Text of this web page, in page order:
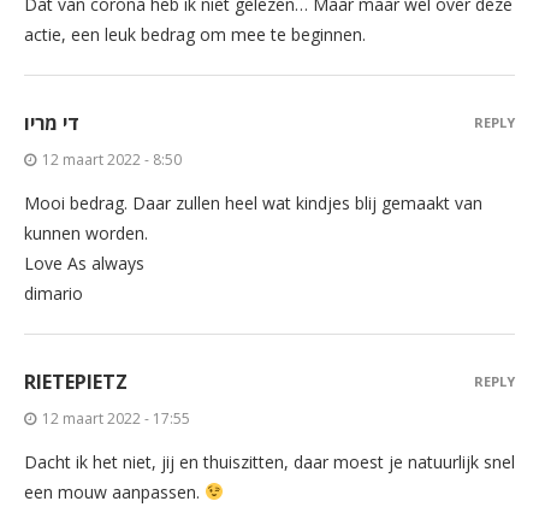
actie, een leuk bedrag om mee te beginnen.
די מריו
12 maart 2022 - 8:50
Mooi bedrag. Daar zullen heel wat kindjes blij gemaakt van
kunnen worden.
Love As always
dimario
REPLY
RIETEPIETZ
12 maart 2022 - 17:55
Dacht ik het niet, jij en thuiszitten, daar moest je natuurlijk snel
een mouw aanpassen.
REPLY